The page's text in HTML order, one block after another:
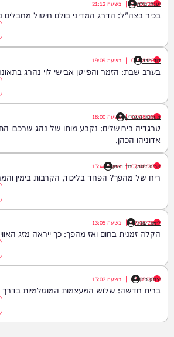
יענקי גולדן
08/08/26
| בשעה 21:12
בכיר בצה"ל: הדרג המדיני בולם חיסול מחבלים
דוד חדד
07/08/26
| בשעה 19:09
בערב שבת: הזמר והפייטן אבישי לוי נהרג
מערכת המחדש
07/08/26
| בשעה 18:00
טרגדיה בירושלים: נקבע מותו של נהג שרכבו
אדוניהו הכהן.
אריה זיסמן, יתד נאמן
07/08/26
| בשעה13:44
ריח של מהפך? הפחד בליכוד, הקרבות בימין
ליאור סודרי
07/08/26
| בשעה 13:05
הקלה זמנית בחום ואז מהפך: כך ייראה מזג
יצחק כהן
07/08/26
| בשעה 13:02
ברית חדשה: שלוש המעצמות המוסלמיות